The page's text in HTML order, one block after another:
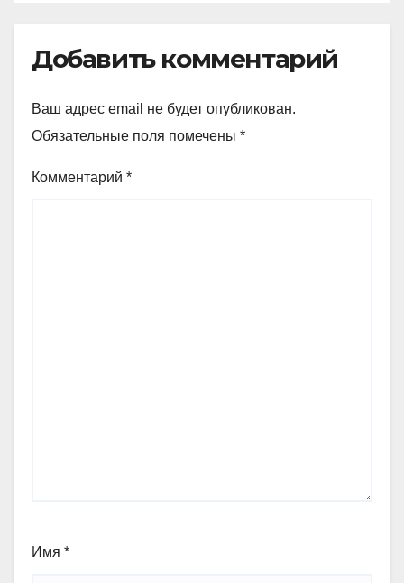
Добавить комментарий
Ваш адрес email не будет опубликован.
Обязательные поля помечены *
Комментарий *
Имя *